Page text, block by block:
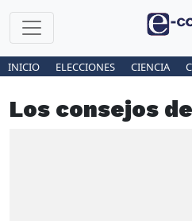
INICIO ELECCIONES CIENCIA
Los consejos